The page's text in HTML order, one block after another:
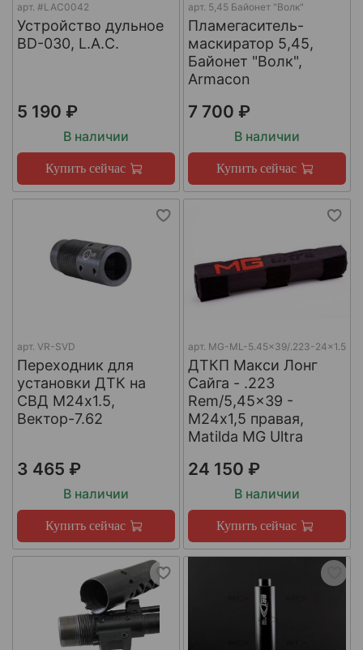
арт. #LAC0042
Устройство дульное
BD-030, L.A.C.
5 190 ₽
В наличии
Купить сейчас
арт. 5,45 Байонет "Волк"
Пламегаситель-
маскиратор 5,45,
Байонет "Волк",
Armacon
7 700 ₽
В наличии
Купить сейчас
арт. VR-SVD
Переходник для
установки ДТК на
СВД М24х1.5,
Вектор-7.62
3 465 ₽
В наличии
Купить сейчас
арт. MG-ML-5.45x39/.223-24x1.5
ДТКП Макси Лонг
Сайга - .223
Rem/5,45x39 -
М24x1,5 правая,
Matilda MG Ultra
24 150 ₽
В наличии
Купить сейчас